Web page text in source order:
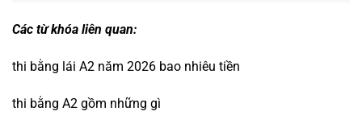
Các từ khóa liên quan:
thi bằng lái A2 năm 2026 bao nhiêu tiền
thi bằng A2 gồm những gì